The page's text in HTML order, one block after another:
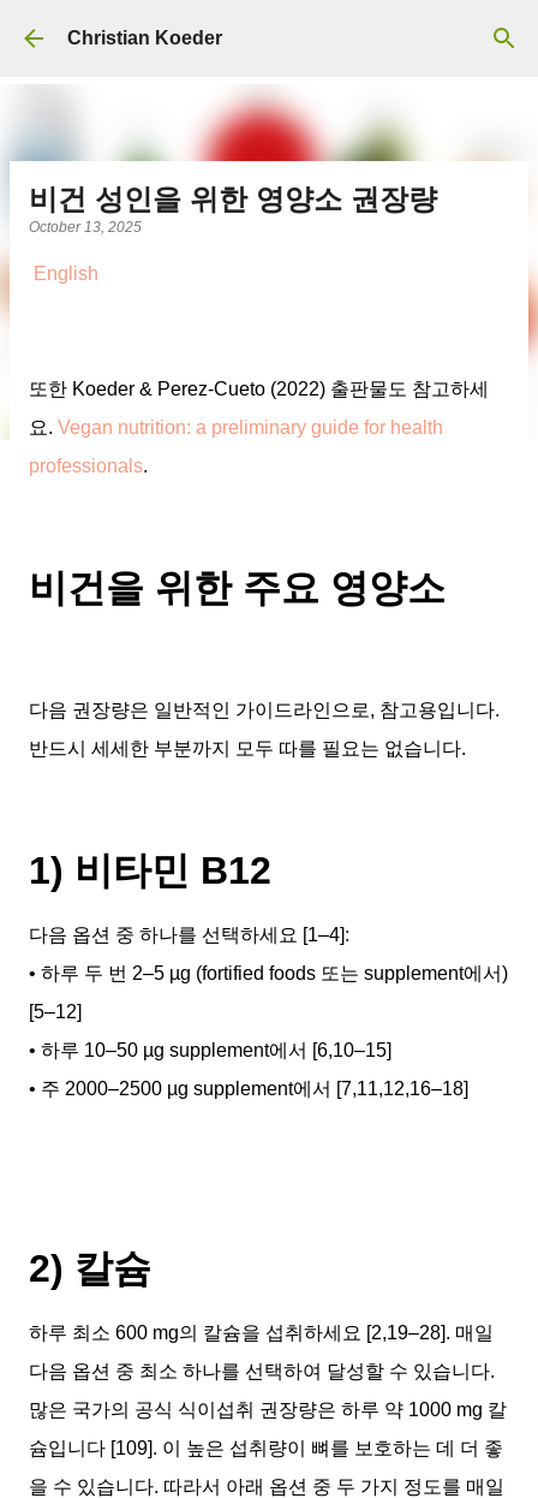
Skip to main content
Christian Koeder
비건 성인을 위한 영양소 권장량
October 13, 2025
English
또한 Koeder & Perez-Cueto (2022) 출판물도 참고하세
요. Vegan nutrition: a preliminary guide for health
professionals.
비건을 위한 주요 영양소
다음 권장량은 일반적인 가이드라인으로, 참고용입니다.
반드시 세세한 부분까지 모두 따를 필요는 없습니다.
1) 비타민 B12
다음 옵션 중 하나를 선택하세요 [1–4]:
• 하루 두 번 2–5 µg (fortified foods 또는 supplement에서)
[5–12]
• 하루 10–50 µg supplement에서 [6,10–15]
• 주 2000–2500 µg supplement에서 [7,11,12,16–18]
2) 칼슘
하루 최소 600 mg의 칼슘을 섭취하세요 [2,19–28]. 매일
다음 옵션 중 최소 하나를 선택하여 달성할 수 있습니다.
많은 국가의 공식 식이섭취 권장량은 하루 약 1000 mg 칼
슘입니다 [109]. 이 높은 섭취량이 뼈를 보호하는 데 더 좋
을 수 있습니다. 따라서 아래 옵션 중 두 가지 정도를 매일